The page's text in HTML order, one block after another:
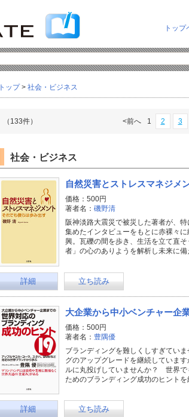
トップ
トップ> 社会・ビジネス
（133件） <前へ 1 2 3
社会・ビジネス
自然災害とストレスマネジメ
価格：500円
著者名： 磯野清
阪神淡路大震災で被災した著者が、
集めたインタビューをもとに赤裸々
興。瓦礫の間を歩き、生活を立て直
者」の心のありようを解析し未来に備
詳細 立ち読み
大企業から中小ベンチャー企
価格：500円
著者名： 豊隅優
ブランディングを難しくしすぎてい
グのアップグレードを継続していま
ルに丸投げしていませんか？ 世界で
ためのブランディング成功のヒントを
詳細 立ち読み